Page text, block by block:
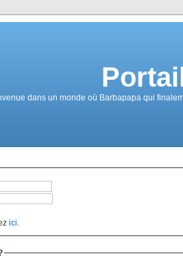
dans un monde où Barbapapa qui
ici.